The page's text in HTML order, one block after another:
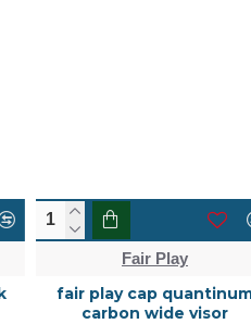
Fair Play
fair play cap quantinum
carbon wide visor